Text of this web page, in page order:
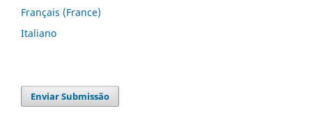
Français (France)
Italiano
Enviar Submissão